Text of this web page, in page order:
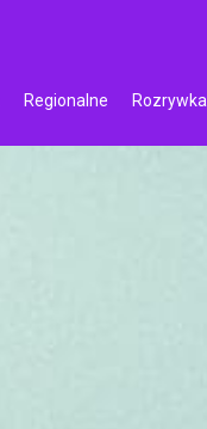
Regionalne Rozrywka